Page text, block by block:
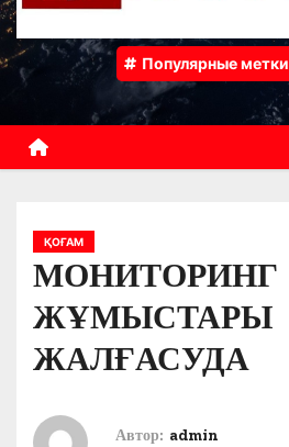
Популярные метки
ҚОҒАМ
МОНИТОРИНГ
ЖҰМЫСТАРЫ
ЖАЛҒАСУДА
Автор: admin